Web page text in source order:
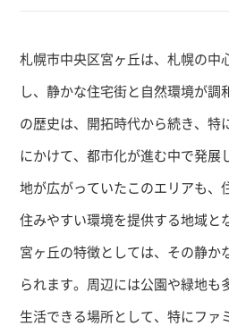
札幌市中央区宮ヶ丘は、札幌の中
し、静かな住宅街と自然環境が調
の歴史は、開拓時代から続き、特
にかけて、都市化が進む中で発展
地が広がっていたこのエリアも、
住みやすい環境を提供する地域と
宮ヶ丘の特徴としては、その静か
られます。周辺には公園や緑地も
生活できる場所として、特にファ